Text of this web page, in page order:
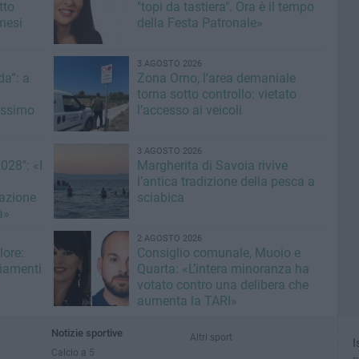
"topi da tastiera". Ora è il tempo
della Festa Patronale»
a
3 AGOSTO 2026
Zona Orno, l’area demaniale
torna sotto controllo: vietato
l’accesso ai veicoli
«I
3 AGOSTO 2026
Margherita di Savoia rivive
l’antica tradizione della pesca a
sciabica
2 AGOSTO 2026
Consiglio comunale, Muoio e
Quarta: «L’intera minoranza ha
votato contro una delibera che
aumenta la TARI»
Notizie sportive
Calcio a 5
Altri sport